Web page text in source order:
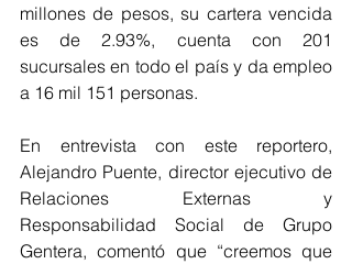
millones de pesos, su cartera vencida
es de 2.93%, cuenta con 201
sucursales en todo el país y da empleo
a 16 mil 151 personas.
En entrevista con este reportero,
Alejandro Puente, director ejecutivo de
Relaciones Externas y
Responsabilidad Social de Grupo
Gentera, comentó que “creemos que